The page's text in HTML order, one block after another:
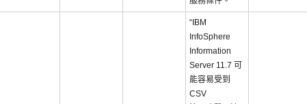
“IBM
InfoSphere
Information
Server 11.7 可
能容易受到
CSV